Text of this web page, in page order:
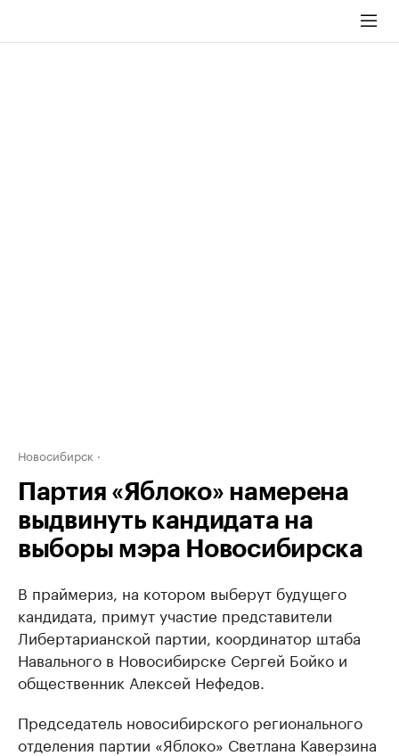
Новосибирск
Партия «Яблоко» намерена
выдвинуть кандидата на
выборы мэра Новосибирска
В праймериз, на котором выберут будущего
кандидата, примут участие представители
Либертарианской партии, координатор штаба
Навального в Новосибирске Сергей Бойко и
общественник Алексей Нефедов.
Председатель новосибирского регионального
отделения партии «Яблоко» Светлана Каверзина